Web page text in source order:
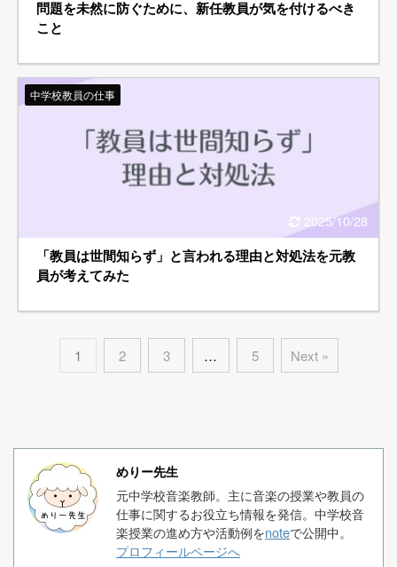
問題を未然に防ぐために、新任教員が気を付けるべき
こと
2025/10/28
中学校教員の仕事
「教員は世間知らず」と言われる理由と対処法を元教
員が考えてみた
1 2 3 … 5 Next »
めりー先生
元中学校音楽教師。主に音楽の授業や教員の
仕事に関するお役立ち情報を発信。中学校音
楽授業の進め方や活動例をnoteで公開中。
プロフィールページへ